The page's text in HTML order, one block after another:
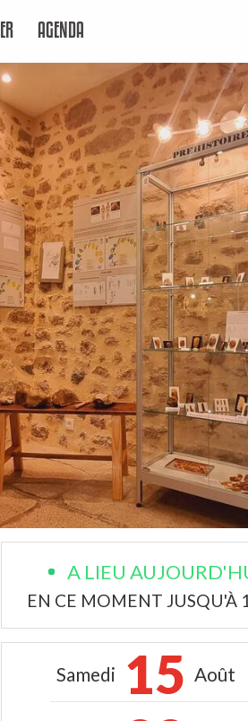
AGENDA
A LIEU
EN CE MOMENT JUSQU'À
Samedi 15 Août